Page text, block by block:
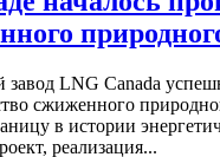
завод LNG Canada
сжиженного
в истории
реализация...